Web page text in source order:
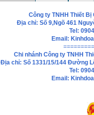
Công ty TNHH Thiết
Địa chỉ: Số 9,Ngõ 461
Tel:
Email:
Chi nhánh Công ty TNHH
Địa chỉ: Số 1331/15/144 Đường
Tel:
Email: